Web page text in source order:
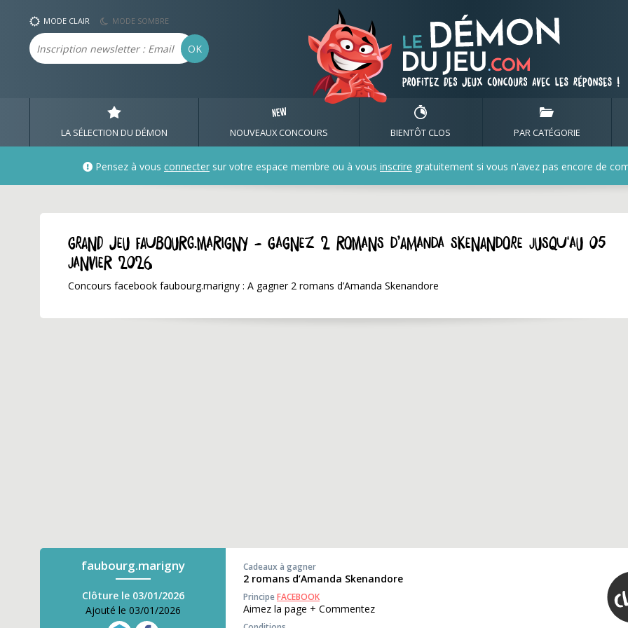
MODE CLAIR MODE SOMBRE
Email OK
LA SÉLECTION DU DÉMON NOUVEAUX CONCOURS BIENTÔT CLOS PAR CATÉGORIE
Pensez à vous connecter sur votre espace membre ou à vous inscrire gratuitement si vous n'avez pas encore de
GRAND JEU faubourg.marigny - Gagnez 2 romans d’Amanda Skenandore jusqu'au 05
janvier 2026
Concours facebook faubourg.marigny : A gagner 2 romans d’Amanda Skenandore
faubourg.marigny
Clôture le 03/01/2026
Ajouté le 03/01/2026
Cadeaux à gagner
2 romans d’Amanda Skenandore
PrincipeFACEBOOK
Aimez la page + Commentez